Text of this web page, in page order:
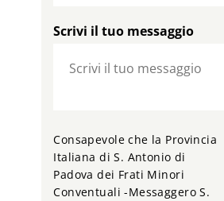
Scrivi il tuo messaggio
Consapevole che la Provincia
Italiana di S. Antonio di
Padova dei Frati Minori
Conventuali -Messaggero S.